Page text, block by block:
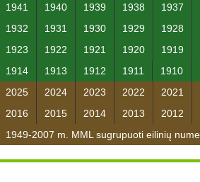
1941
1940 1939 1938 1937
1932
1931 1930 1929 1928
1923
1922 1921 1920 1919
1914
1913 1912 1911 1910
2025 2024 2023 2022 2021
2016
2015 2014 2013 2012
1949-2007 m. MML sugrupuoti eilinių